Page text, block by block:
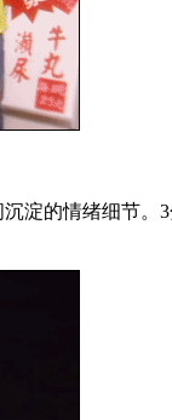
淀的情绪细节。